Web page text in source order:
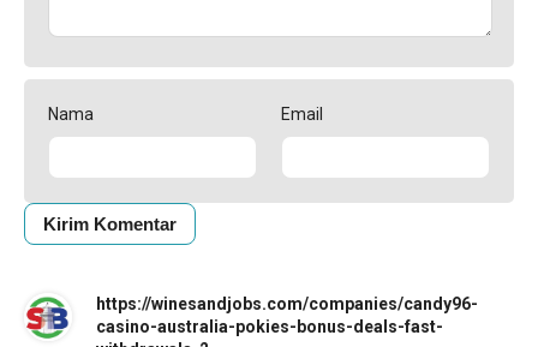
Nama Email
https://winesandjobs.com/companies/candy96-
casino-australia-pokies-bonus-deals-fast-